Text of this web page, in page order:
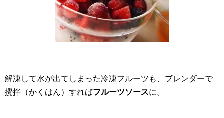
解凍して水が出てしまった冷凍フルーツも、ブレンダーで
攪拌（かくはん）すればフルーツソースに。